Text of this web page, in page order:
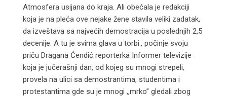
Atmosfera usijana do kraja. Ali obećala je redakciji
koja je na pleća ove nejake žene stavila veliki zadatak,
da izveštava sa najvećih demostracija u poslednjih 2,5
decenije. A tu je svima glava u torbi., počinje svoju
priču Dragana Ćendić reporterka Informer televizije
koja je jučerašnji dan, od kojeg su mnogi strepeli,
provela na ulici sa demostrantima, studentima i
protestantima gde su je mnogi ,,mrko” gledali zbog